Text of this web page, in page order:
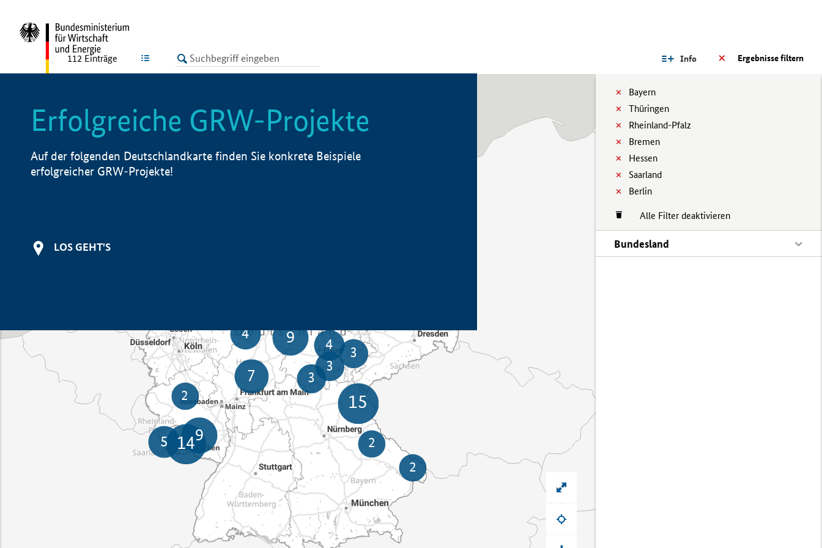
LISTE Ergebnisse filtern
Info
Bayern
Thüringen
Rheinland-Pfalz
Bremen
Hessen
Saarland
Berlin
Alle Filter deaktivieren
Bundesland
112 Einträge
Erfolgreiche GRW-Projekte
Auf der folgenden Deutschlandkarte finden Sie konkrete Beispiele
erfolgreicher GRW-Projekte!
LOS GEHT'S